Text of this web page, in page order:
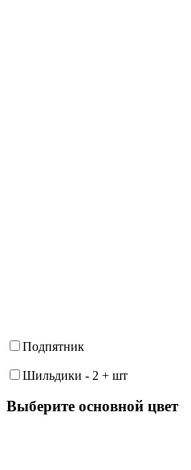
Подпятник
Шильдики - 2 + шт
Выберите oсновной цвет